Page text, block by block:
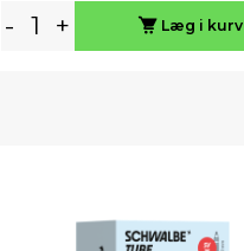
- + Læg i kurv